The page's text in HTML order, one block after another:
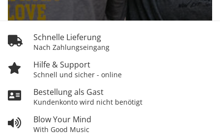
Schnelle Lieferung
Nach Zahlungseingang
Hilfe & Support
Schnell und sicher - online
Bestellung als Gast
Kundenkonto wird nicht benötigt
Blow Your Mind
With Good Music